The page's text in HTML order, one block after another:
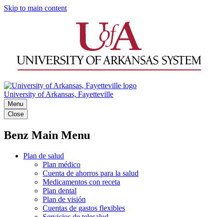
Skip to main content
University of Arkansas, Fayetteville
Menu
Close
Benz Main Menu
Plan de salud
Plan médico
Cuenta de ahorros para la salud
Medicamentos con receta
Plan dental
Plan de visión
Cuentas de gastos flexibles